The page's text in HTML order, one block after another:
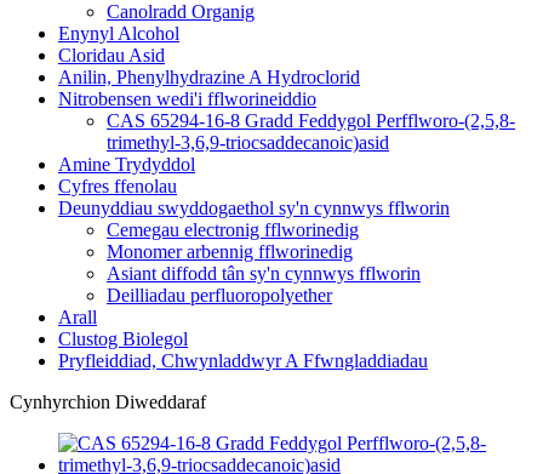
Canolradd Organig
Enynyl Alcohol
Cloridau Asid
Anilin, Phenylhydrazine A Hydroclorid
Nitrobensen wedi'i fflworineiddio
CAS 65294-16-8 Gradd Feddygol Perfflworo-(2,5,8-
trimethyl-3,6,9-triocsaddecanoic)asid
Amine Trydyddol
Cyfres ffenolau
Deunyddiau swyddogaethol sy'n cynnwys fflworin
Cemegau electronig fflworinedig
Monomer arbennig fflworinedig
Asiant diffodd tân sy'n cynnwys fflworin
Deilliadau perfluoropolyether
Arall
Clustog Biolegol
Pryfleiddiad, Chwynladdwyr A Ffwngladdiadau
Cynhyrchion Diweddaraf